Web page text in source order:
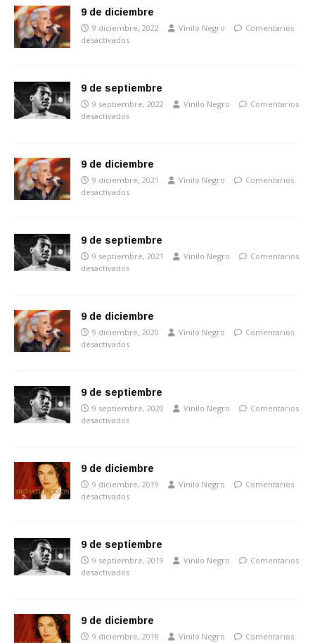
9 de diciembre
9 diciembre, 2022 Vinilo Negro
Comentarios
desactivados
9 de septiembre
9 septiembre, 2022 Vinilo Negro
Comentarios
desactivados
9 de diciembre
9 diciembre, 2021 Vinilo Negro
Comentarios
desactivados
9 de septiembre
9 septiembre, 2021 Vinilo Negro
Comentarios
desactivados
9 de diciembre
9 diciembre, 2020 Vinilo Negro
Comentarios
desactivados
9 de septiembre
9 septiembre, 2020 Vinilo Negro
Comentarios
desactivados
9 de diciembre
9 diciembre, 2019 Vinilo Negro
Comentarios
desactivados
9 de septiembre
9 septiembre, 2019 Vinilo Negro
Comentarios
desactivados
9 de diciembre
9 diciembre, 2018 Vinilo Negro Comentarios